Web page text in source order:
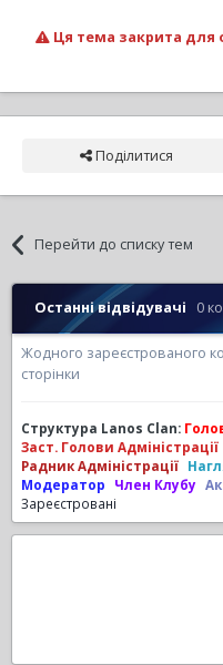
Ця тема закрита для
Поділитися
Перейти до списку тем
Останні відвідувачі 0
Жодного зареєстрованого
сторінки
Структура Lanos Clan:
Заст. Голови Адміністрації
Радник Адміністрації
Модератор
Член Клубу
Зареєстровані